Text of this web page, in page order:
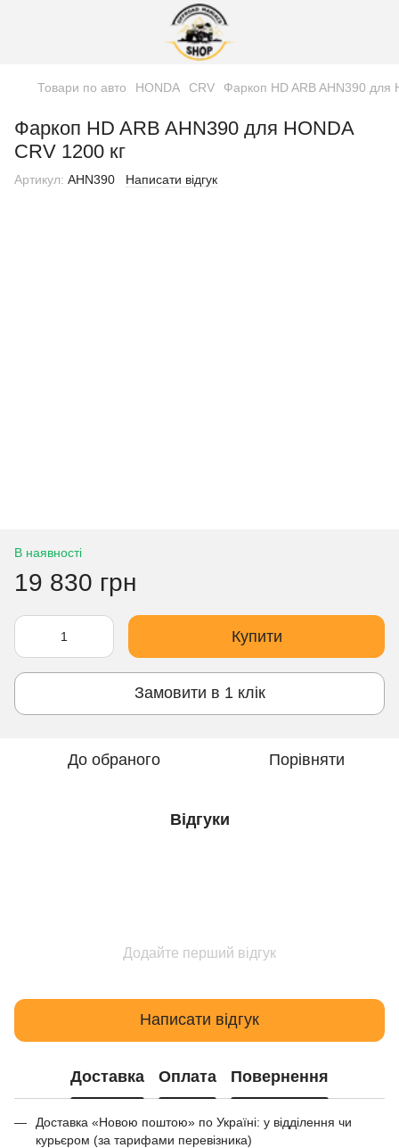
Товари по авто HONDA CRV Фаркоп HD ARB AHN390 для
Фаркоп HD ARB AHN390 для HONDA
CRV 1200 кг
Артикул: AHN390 Написати відгук
В наявності
19 830 грн
Купити
Замовити в 1 клік
До обраного Порівняти
Відгуки
Додайте перший відгук
Написати відгук
Доставка Оплата Повернення
Доставка «Новою поштою» по Україні: у відділення чи
курьєром (за тарифами перевізника)